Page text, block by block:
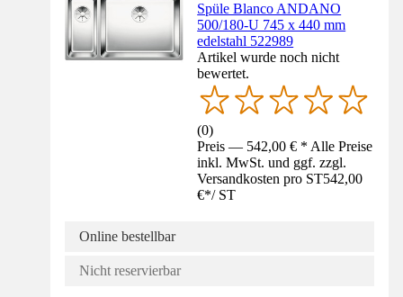
Spüle Blanco ANDANO
500/180-U 745 x 440 mm
edelstahl 522989
Artikel wurde noch nicht
bewertet.
(0)
Preis — 542,00 € * Alle Preise
inkl. MwSt. und ggf. zzgl.
Versandkosten pro ST542,00
€*/ ST
Online bestellbar
Nicht reservierbar